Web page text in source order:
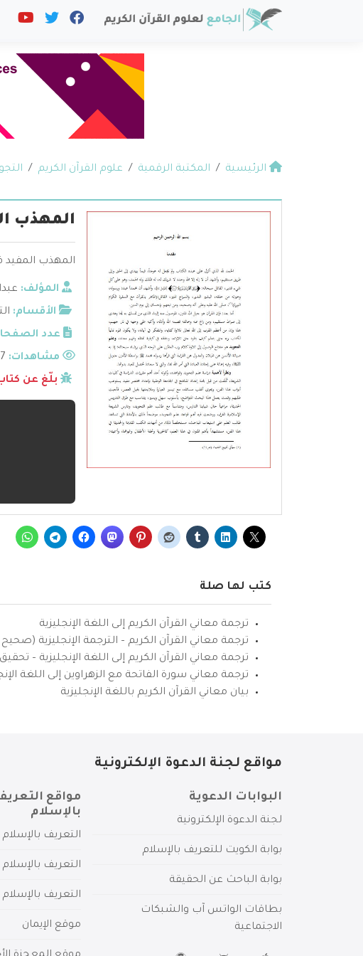
الرئيسية المكتبة الرقمية علوم القرآن الكريم
المهذب
المهذب المفيد
المؤلف:
الأقسام:
عدد
مشاهدات:
بلّغ عن
كتب لها صلة
ترجمة معاني القرآن الكريم إلى اللغة الإنجليزية
ترجمة معاني القرآن الكريم – الترجمة الإنجليزية (صحيح
ترجمة معاني القرآن الكريم إلى اللغة الإنجليزية –
ترجمة معاني سورة الفاتحة مع الزهراوين إلى اللغة
بيان معاني القرآن الكريم باللغة الإنجليزية
مواقع لجنة الدعوة الإلكترونية
البوابات الدعوية
لجنة الدعوة الإلكترونية
بوابة الكويت للتعريف بالإسلام
بوابة الباحث عن الحقيقة
بطاقات الواتس آب والشبكات
الاجتماعية
مواقع
بالإسلام
التعريف
التعريف
التعريف
موقع الإيمان